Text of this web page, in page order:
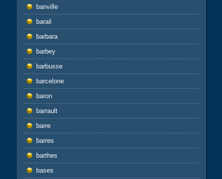
banville
barail
barbara
barbey
barbusse
barcelone
baron
barrault
barre
barres
barthes
bases